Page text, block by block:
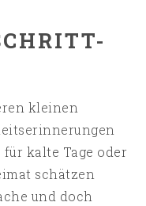
kleinen
kalte Tage oder
schätzen
und doch